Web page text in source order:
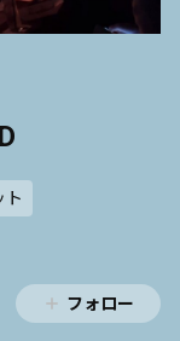
ト
フォロー